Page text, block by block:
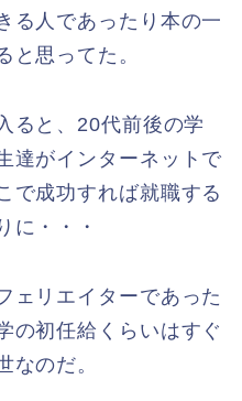
る人であったり本の一
と思ってた。
ると、20代前後の学
達がインターネットで
で成功すれば就職する
に・・・
ェリエイターであった
の初任給くらいはすぐ
なのだ。